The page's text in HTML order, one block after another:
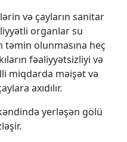
və çayların sanitar
organlar su
olunmasına heç
fəaliyyətsizliyi və
miqdarda məişət və
axıdılır.
yerləşən gölü